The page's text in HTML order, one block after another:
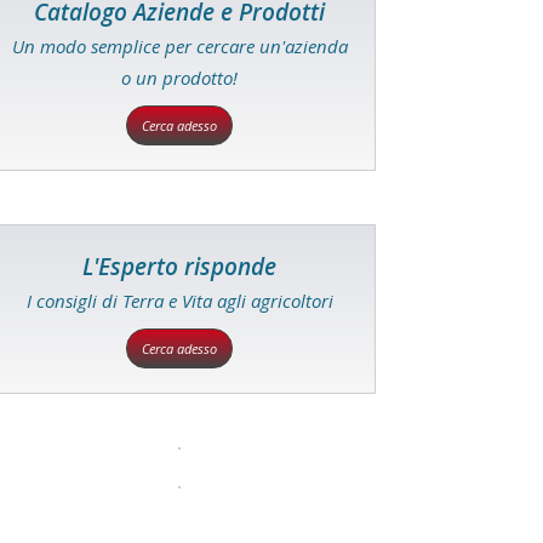
Catalogo Aziende e Prodotti
Un modo semplice per cercare un'azienda
o un prodotto!
Cerca adesso
L'Esperto risponde
I consigli di Terra e Vita agli agricoltori
Cerca adesso